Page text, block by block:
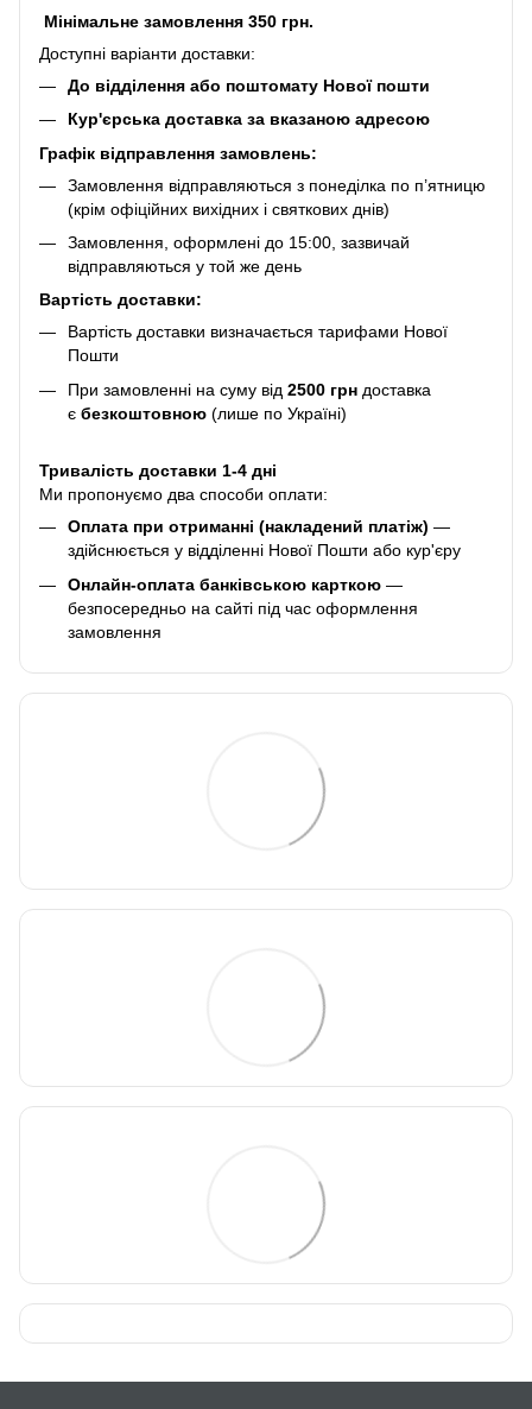
Мінімальне замовлення 350 грн.
Доступні варіанти доставки:
До відділення або поштомату Нової пошти
Кур'єрська доставка за вказаною адресою
Графік відправлення замовлень:
Замовлення відправляються з понеділка по п’ятницю
(крім офіційних вихідних і святкових днів)
Замовлення, оформлені до 15:00, зазвичай
відправляються у той же день
Вартість доставки:
Вартість доставки визначається тарифами Нової
Пошти
При замовленні на суму від 2500 грн доставка
є безкоштовною (лише по Україні)
Тривалість доставки 1-4 дні
Ми пропонуємо два способи оплати:
Оплата при отриманні (накладений платіж) —
здійснюється у відділенні Нової Пошти або кур'єру
Онлайн-оплата банківською карткою —
безпосередньо на сайті під час оформлення
замовлення